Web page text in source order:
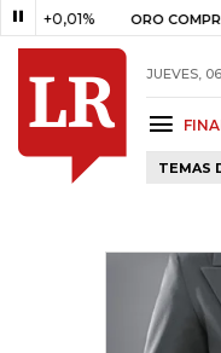
ORO COMPRA
JUEVES,
TEMAS